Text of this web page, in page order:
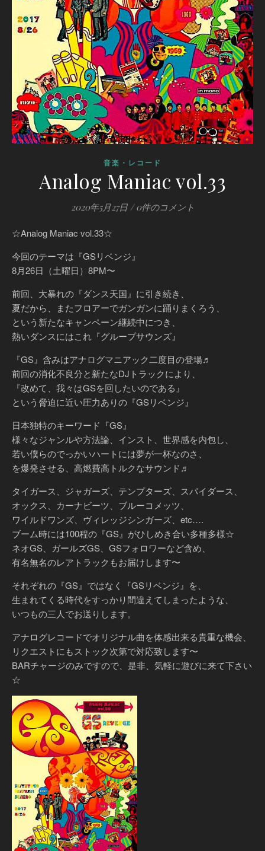
音楽・レコード
Analog Maniac vol.33
2020年5月27日 / 0件のコメント
☆Analog Maniac vol.33☆
今回のテーマは『GSリベンジ』
8月26日（土曜日）8PM〜
前回、大暴れの『ダンス天国』に引き続き、
夏だから、またフロアーでガンガンに踊りまくろう、
という新たなキャンペーン継続中につき、
熱いダンスにはこれ『グループサウンズ』
『GS』含みはアナログマニアック二度目の登場♬
前回の消化不良分と新たなDJトラックにより、
『改めて、我々はGSを回したいのである』
という脅迫に近い圧力ありの『GSリベンジ』
日本独特のキーワード『GS』
様々なジャンルや方法論、インスト、世界感を内包し、
若い僕らのでっかいハートには夢が一杯なのさ、
を爆発させる、高燃費高トルクなサウンド♬
タイガース、ジャガーズ、テンプターズ、スパイダース、
オックス、カーナビーツ、ブルーコメッツ、
ワイルドワンズ、ヴィレッジシンガーズ、etc….
ブーム時には100程の『GS』がひしめき合い多種多様☆
ネオGS、ガールズGS、GSフォロワーなど含め、
有名無名のレアトラックもお届けします〜
それぞれの『GS』ではなく『GSリベンジ』を、
生まれてくる時代をすっかり間違えてしまったような、
いつもの三人でお送りします。
アナログレコードでオリジナル曲を体感出来る貴重な機会、
リクエストにもストック次第で対応致します〜
BARチャージのみですので、是非、気軽に遊びに来て下さい
☆